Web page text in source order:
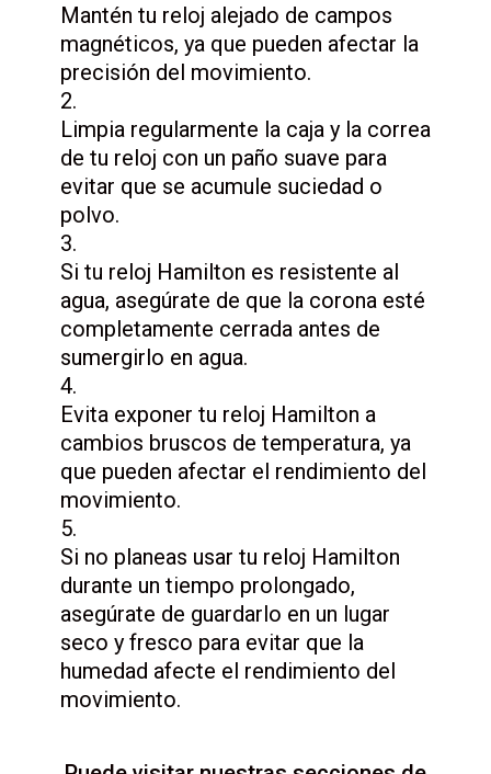
Mantén tu reloj alejado de campos
magnéticos, ya que pueden afectar la
precisión del movimiento.
Limpia regularmente la caja y la correa
de tu reloj con un paño suave para
evitar que se acumule suciedad o
polvo.
Si tu reloj Hamilton es resistente al
agua, asegúrate de que la corona esté
completamente cerrada antes de
sumergirlo en agua.
Evita exponer tu reloj Hamilton a
cambios bruscos de temperatura, ya
que pueden afectar el rendimiento del
movimiento.
Si no planeas usar tu reloj Hamilton
durante un tiempo prolongado,
asegúrate de guardarlo en un lugar
seco y fresco para evitar que la
humedad afecte el rendimiento del
movimiento.